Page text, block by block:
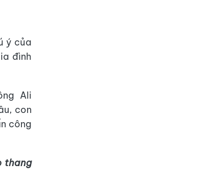
ý của
đình
Ali
con
công
thang